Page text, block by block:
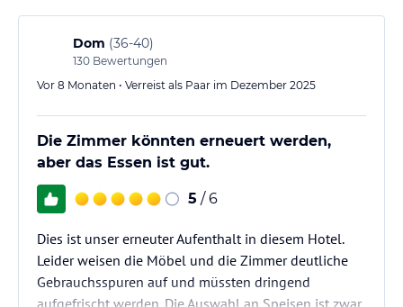
Dom (36-40)
130 Bewertungen
Vor 8 Monaten • Verreist als Paar im Dezember 2025
Die Zimmer könnten erneuert werden,
aber das Essen ist gut.
5 / 6
Dies ist unser erneuter Aufenthalt in diesem Hotel.
Leider weisen die Möbel und die Zimmer deutliche
Gebrauchsspuren auf und müssten dringend
aufgefrischt werden. Die Auswahl an Speisen ist zwar